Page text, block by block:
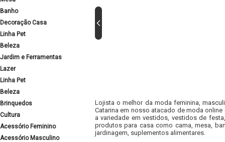
Banho
Decoração Casa
Linha Pet
Beleza
Jardim e Ferramentas
Lazer
Linha Pet
Beleza
Brinquedos
Cultura
Acessório Feminino
Acessório Masculino
Lojista o melhor da moda feminina,
Catarina em nosso atacado de moda
a variedade em vestidos, vestidos de
produtos para casa como cama, mesa,
jardinagem, suplementos alimentares.